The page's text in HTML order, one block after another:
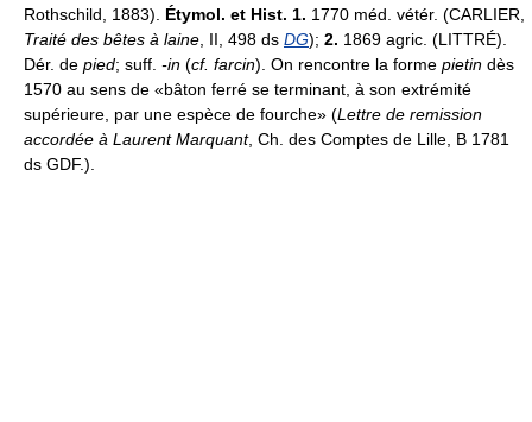
Rothschild, 1883). Étymol. et Hist. 1. 1770 méd. vétér. (CARLIER,
Traité des bêtes à laine , II, 498 ds DG); 2. 1869 agric. (LITTRÉ).
Dér. de pied; suff. -in (cf. farcin). On rencontre la forme pietin dès
1570 au sens de «bâton ferré se terminant, à son extrémité
supérieure, par une espèce de fourche» (Lettre de remission
accordée à Laurent Marquant, Ch. des Comptes de Lille, B 1781
ds GDF.).